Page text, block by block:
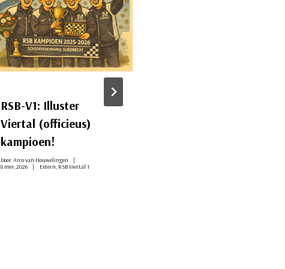
RSB-V1: Illuster
Viertal (officieus)
kampioen!
Door Arco van Houwelingen
8 mei, 2026
Extern, RSB Viertal 1